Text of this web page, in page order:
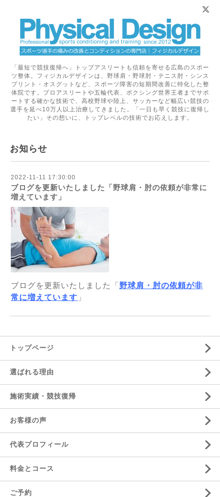
「最短で競技復帰へ」トップアスリートも信頼を寄せる広島のスポー
ツ整体。フィジカルデザインは、野球肩・野球肘・テニス肘・シンス
プリント・オスグットなど、スポーツ障害の短期間改善に特化した整
体院です。プロアスリートや五輪代表、ボクシング世界王者までサポ
ートする確かな技術で、高校野球や陸上、サッカーなど幅広い競技の
選手を延べ10万人以上治療してきました。「一日も早く競技に復帰し
たい」その想いに、トップレベルの技術でお応えします。
お知らせ
2022-11-11 17:30:00
ブログを更新いたしました「野球肩・肘の依頼が非常に
増えています」
ブログを更新いたしました「 野球肩・肘の依頼が非
常に増えています 」
トップページ
選ばれる理由
施術実績・競技復帰
お客様の声
代表プロフィール
料金とコース
ご予約